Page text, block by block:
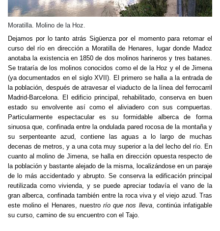
Moratilla. Molino de la Hoz.
Dejamos por lo tanto atrás Sigüenza por el momento para retomar el
curso del río en dirección a Moratilla de Henares, lugar donde Madoz
anotaba la existencia en 1850 de dos molinos harineros y tres batanes.
Se trataría de los molinos conocidos como el de la Hoz y el de Jimena
(ya documentados en el siglo XVII). El primero se halla a la entrada de
la población, después de atravesar el viaducto de la línea del ferrocarril
Madrid-Barcelona. El edificio principal, rehabilitado, conserva en buen
estado su envolvente así como el aliviadero con sus compuertas.
Particularmente espectacular es su formidable alberca de forma
sinuosa que, confinada entre la ondulada pared rocosa de la montaña y
su serpenteante azud, contiene las aguas a lo largo de muchas
decenas de metros, y a una cota muy superior a la del lecho del río. En
cuanto al molino de Jimena, se halla en dirección opuesta respecto de
la población y bastante alejado de la misma, localizándose en un paraje
de lo más accidentado y abrupto. Se conserva la edificación principal
reutilizada como vivienda, y se puede apreciar todavía el vano de la
gran alberca, confinada también entre la roca viva y el viejo azud. Tras
este molino el Henares, nuestro río que nos lleva, continúa infatigable
su curso, camino de su encuentro con el Tajo.